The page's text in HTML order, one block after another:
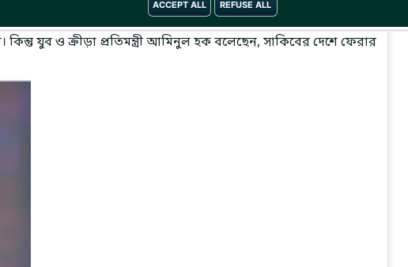
ACCEPT ALL REFUSE ALL
সাকিব আল হাসান দেশে ফিরতে পারছেন না দুই বছরের বেশি সময় ধরে।
যুব ও ক্রীড়া প্রতিমন্ত্রী আমিনুল হক বলেছেন, সাকিবের দেশে ফেরার